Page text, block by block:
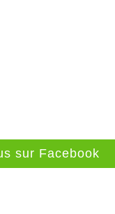
sur Facebook